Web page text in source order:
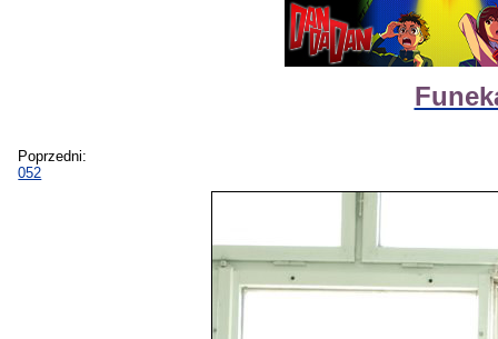
Poprzedni:
052